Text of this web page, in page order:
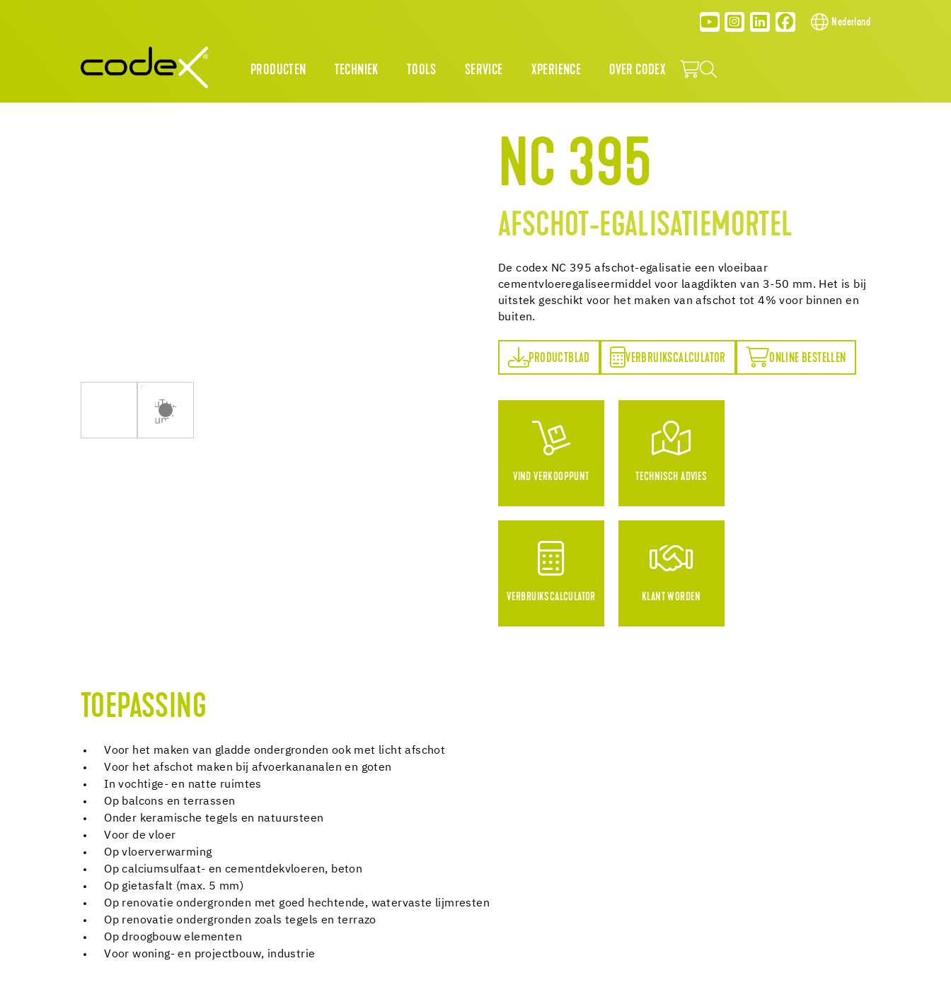
Nederland
PRODUCTEN TECHNIEK TOOLS SERVICE XPERIENCE OVER CODEX
NC 395
AFSCHOT-EGALISATIEMORTEL
De codex NC 395 afschot-egalisatie een vloeibaar
cementvloeregaliseermiddel voor laagdikten van 3-50 mm. Het is bij
uitstek geschikt voor het maken van afschot tot 4% voor binnen en
buiten.
PRODUCTBLAD VERBRUIKSCALCULATOR
VERBRUIKSCALCULATOR ONLINE BESTELLEN
ONLINE BESTELLEN
VIND VERKOOPPUNT TECHNISCH ADVIES
VERBRUIKSCALCULATOR KLANT WORDEN
TOEPASSING
Voor het maken van gladde ondergronden ook met licht afschot
Voor het afschot maken bij afvoerkananalen en goten
In vochtige- en natte ruimtes
Op balcons en terrassen
Onder keramische tegels en natuursteen
Voor de vloer
Op vloerverwarming
Op calciumsulfaat- en cementdekvloeren, beton
Op gietasfalt (max. 5 mm)
Op renovatie ondergronden met goed hechtende, watervaste lijmresten
Op renovatie ondergronden zoals tegels en terrazo
Op droogbouw elementen
Voor woning- en projectbouw, industrie